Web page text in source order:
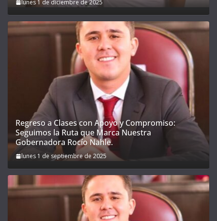
lunes 1 de diciembre de 2025
Regreso a Clases con Apoyo y Compromiso:
Seguimos la Ruta que Marca Nuestra
Gobernadora Rocío Nahle.
lunes 1 de septiembre de 2025